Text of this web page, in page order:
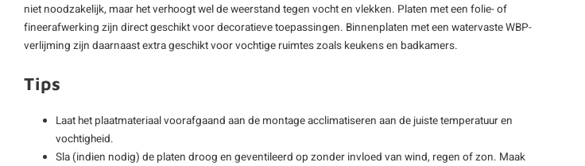
niet noodzakelijk, maar het verhoogt wel de weerstand tegen vocht en vlekken. Platen met een folie- of
fineerafwerking zijn direct geschikt voor decoratieve toepassingen. Binnenplaten met een watervaste WBP-
verlijming zijn daarnaast extra geschikt voor vochtige ruimtes zoals keukens en badkamers.
Tips
Laat het plaatmateriaal voorafgaand aan de montage acclimatiseren aan de juiste temperatuur en
vochtigheid.
Sla (indien nodig) de platen droog en geventileerd op zonder invloed van wind, regen of zon. Maak